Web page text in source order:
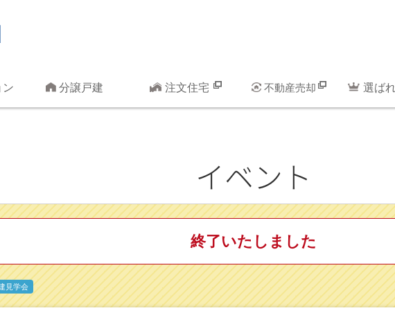
ン 分譲戸建 注文住宅 不動産売却 選ば
イベント
終了いたしました
見学会